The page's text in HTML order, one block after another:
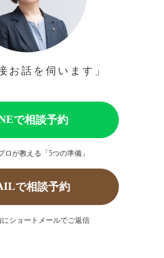
お話を伺います」
で相談予約
ロが教える「5つの準備」
で相談予約
にショートメールでご返信